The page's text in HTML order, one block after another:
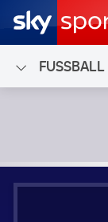
FUSSBALL